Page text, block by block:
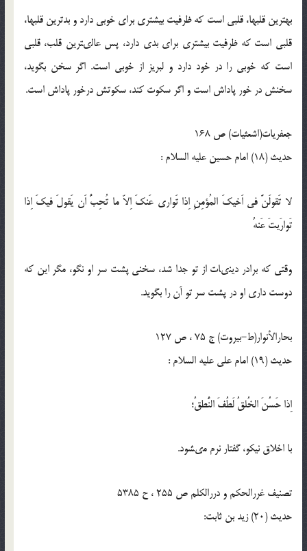
بهترين قلب‏ها، قلبى است كه ظرفيت بيشترى براى خوبى دارد و بدترين قلب‏ها،
قلبى است كه ظرفيت بيشترى براى بدى دارد، پس عالى‏ترين قلب، قلبى
است كه خوبى را در خود دارد و لبريز از خوبى است. اگر سخن بگويد،
سخنش در خور پاداش است و اگر سكوت كند، سكوتش درخور پاداش است.
جعفريات(اشعثیات) ص 168
حدیث (18) امام حسين علیه السلام :
لا تَقولَنَّ فى اَخيكَ المُؤمِنِ اِذا تَوارى عَنكَ اِلاّ ما تُحِبُّ اَن يَقولَ فيكَ اِذا
تَوارَيتَ عَنهُ
وقتى كه برادر دينى‏ات از تو جدا شد، سخنى پشت سر او نگو، مگر اين كه
دوست دارى او در پشت سر تو آن را بگويد.
بحارالأنوار(ط-بیروت) ج 75 ، ص 127
حدیث (19) امام على عليه السلام :
اِذا حَسُنَ الخُلقُ لَطُفَ النُّطقُ؛
با اخلاق نيكو، گفتار نرم مى‏شود.
تصنیف غررالحکم و دررالکلم ص 255 ، ح 5385
حدیث (20) زيد بن ثابت: